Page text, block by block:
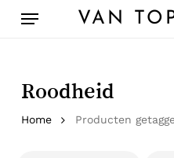
VAN
Menu
Roodheid
Home Producten